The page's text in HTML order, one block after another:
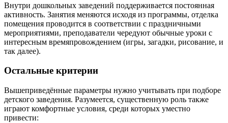
Внутри дошкольных заведений поддерживается постоянная
активность. Занятия меняются исходя из программы, отделка
помещения проводится в соответствии с праздничными
мероприятиями, преподаватели чередуют обычные уроки с
интересным времяпровождением (игры, загадки, рисование, и
так далее).
Остальные критерии
Вышеприведённые параметры нужно учитывать при подборе
детского заведения. Разумеется, существенную роль также
играют комфортные условия, среди которых уместно
привести: